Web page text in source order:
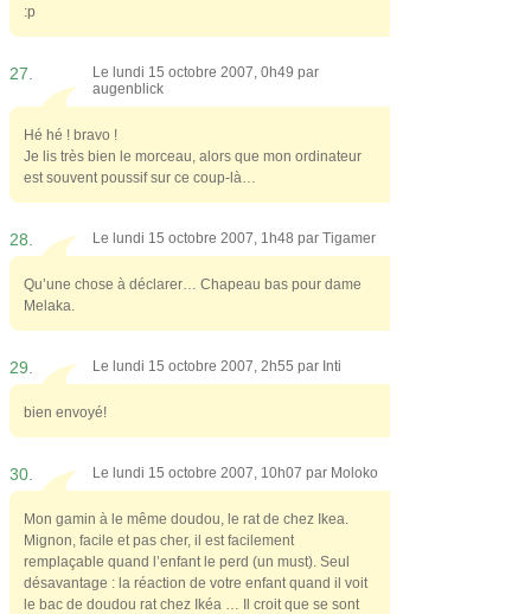
:p
27.
Le lundi 15 octobre 2007, 0h49 par
augenblick
Hé hé ! bravo !
Je lis très bien le morceau, alors que mon ordinateur
est souvent poussif sur ce coup-là…
28. Le lundi 15 octobre 2007, 1h48 par Tigamer
Qu’une chose à déclarer… Chapeau bas pour dame
Melaka.
29. Le lundi 15 octobre 2007, 2h55 par Inti
bien envoyé!
30. Le lundi 15 octobre 2007, 10h07 par Moloko
Mon gamin à le même doudou, le rat de chez Ikea.
Mignon, facile et pas cher, il est facilement
remplaçable quand l’enfant le perd (un must). Seul
désavantage : la réaction de votre enfant quand il voit
le bac de doudou rat chez Ikéa … Il croit que se sont